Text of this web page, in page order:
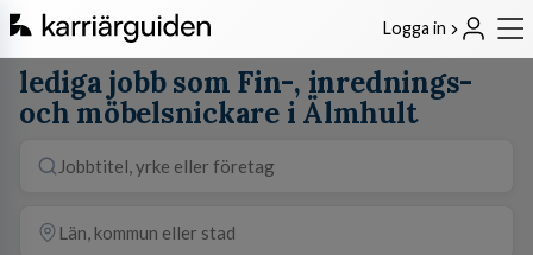
Logga in
lediga jobb som Fin-, inrednings-
och möbelsnickare i Älmhult